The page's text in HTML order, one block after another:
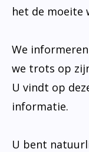
het de moeite
We
we trots op
U vindt op
informatie.
U bent